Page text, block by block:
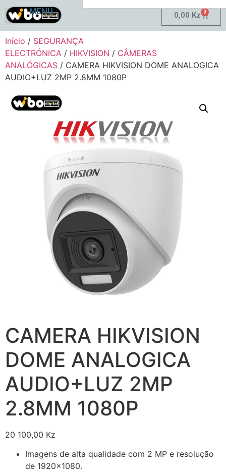
0,00 Kz 0
MENU
Início / SEGURANÇA
ELECTRÓNICA / HIKVISION / CÂMERAS
ANALÓGICAS / CAMERA HIKVISION DOME ANALOGICA
AUDIO+LUZ 2MP 2.8MM 1080P
CAMERA HIKVISION
DOME ANALOGICA
AUDIO+LUZ 2MP
2.8MM 1080P
20 100,00 Kz
Imagens de alta qualidade com 2 MP e resolução
de 1920×1080.